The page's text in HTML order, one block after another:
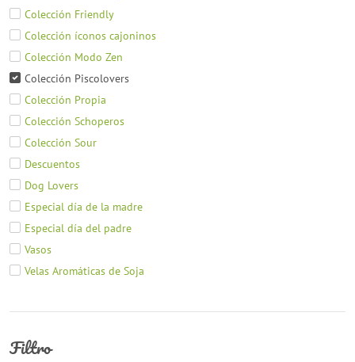
Colección Friendly
Colección íconos cajoninos
Colección Modo Zen
Colección Piscolovers
Colección Propia
Colección Schoperos
Colección Sour
Descuentos
Dog Lovers
Especial día de la madre
Especial día del padre
Vasos
Velas Aromáticas de Soja
Filtro